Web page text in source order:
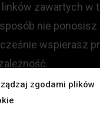
zgodami plików
zawartych w
nie ponosisz
wspierasz